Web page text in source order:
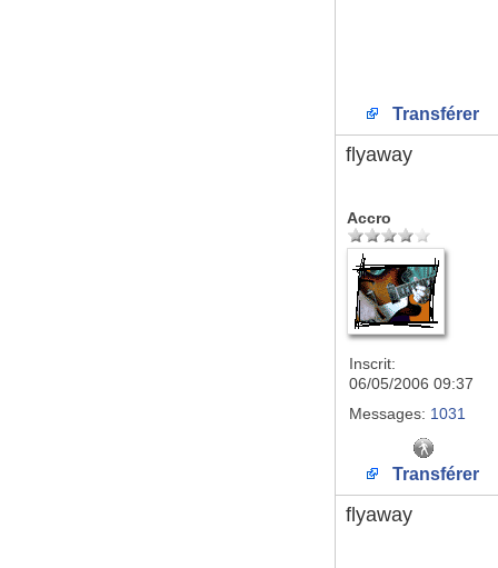
Transférer
flyaway
Accro
Inscrit:
06/05/2006 09:37
Messages: 1031
Transférer
flyaway